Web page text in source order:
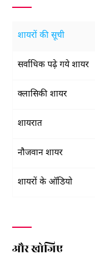
शायरों की सूची
सर्वाधिक पढ़े गये शायर
क्लासिकी शायर
शायरात
नौजवान शायर
शायरों के ऑडियो
और खोजिए